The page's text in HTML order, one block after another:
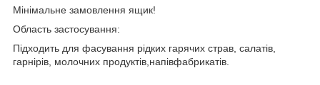
Мінімальне замовлення ящик!
Область застосування:
Підходить для фасування рідких гарячих страв, салатів,
гарнірів, молочних продуктів,напівфабрикатів.